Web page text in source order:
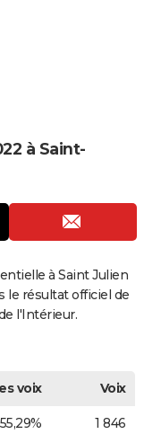
à Saint-
à Saint Julien
le résultat officiel de
l'Intérieur.
voix
Voix
55,29% 1 846